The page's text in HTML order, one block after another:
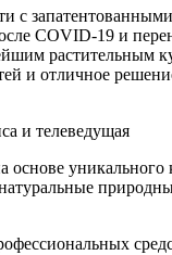
COVID-19 и
растительным
и отличное
и телеведущая